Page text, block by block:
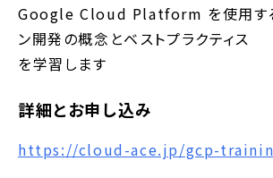
Google Cloud Platform を使用する
ン開発の概念とベストプラクティス
を学習します
詳細とお申し込み
https://cloud-ace.jp/gcp-